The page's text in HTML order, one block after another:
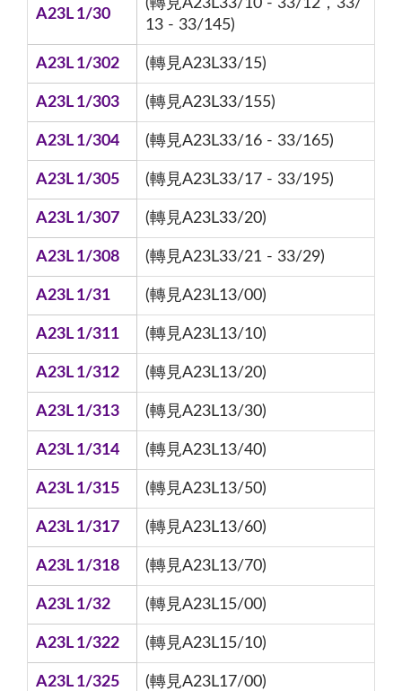
A23L 1/30
(轉見A23L33/10 - 33/12，33/
13 - 33/145)
A23L 1/302 (轉見A23L33/15)
A23L 1/303 (轉見A23L33/155)
A23L 1/304 (轉見A23L33/16 - 33/165)
A23L 1/305 (轉見A23L33/17 - 33/195)
A23L 1/307 (轉見A23L33/20)
A23L 1/308 (轉見A23L33/21 - 33/29)
A23L 1/31 (轉見A23L13/00)
A23L 1/311 (轉見A23L13/10)
A23L 1/312 (轉見A23L13/20)
A23L 1/313 (轉見A23L13/30)
A23L 1/314 (轉見A23L13/40)
A23L 1/315 (轉見A23L13/50)
A23L 1/317 (轉見A23L13/60)
A23L 1/318 (轉見A23L13/70)
A23L 1/32 (轉見A23L15/00)
A23L 1/322 (轉見A23L15/10)
A23L 1/325 (轉見A23L17/00)